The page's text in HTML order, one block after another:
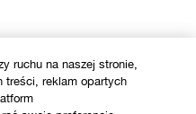
ruchu na naszej stronie,
treści, reklam opartych